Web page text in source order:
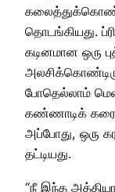
தொடங்கியது.
கடினமான ஒரு
போதெல்லாம்
கண்ணாடிக்
அப்போது, ஒரு
தட்டியது.
“நீ இந்த